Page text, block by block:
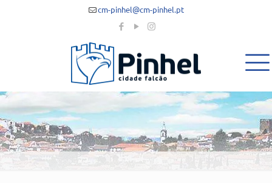
cm-pinhel@cm-pinhel.pt